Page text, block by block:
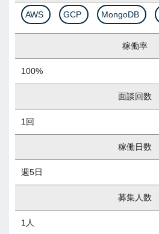
AWS GCP MongoDB
稼働率
100%
面談回数
1回
稼働日数
週5日
募集人数
1人